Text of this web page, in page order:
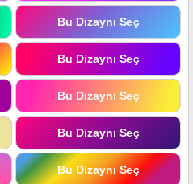
Bu Dizaynı Seç
Bu Dizaynı Seç
Bu Dizaynı Seç
Bu Dizaynı Seç
Bu Dizaynı Seç